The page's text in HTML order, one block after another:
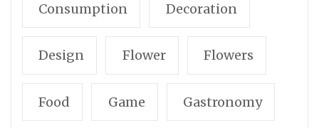
Consumption Decoration
Design Flower Flowers
Food Game Gastronomy